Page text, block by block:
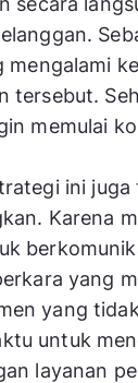
mengalami
tersebut.
memulai
ini juga
Karena
yang
yang
untuk
layanan